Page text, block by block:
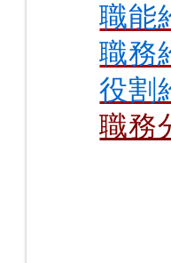
職能
職務
役割
職務